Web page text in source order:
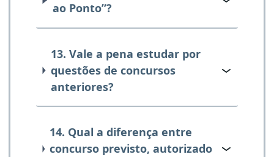
ao Ponto”?
13. Vale a pena estudar por
questões de concursos
anteriores?
14. Qual a diferença entre
concurso previsto, autorizado